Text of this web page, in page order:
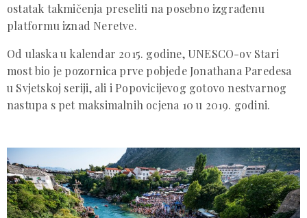
ostatak takmičenja preseliti na posebno izgrađenu
platformu iznad Neretve.
Od ulaska u kalendar 2015. godine, UNESCO-ov Stari
most bio je pozornica prve pobjede Jonathana Paredesa
u Svjetskoj seriji, ali i Popovicijevog gotovo nestvarnog
nastupa s pet maksimalnih ocjena 10 u 2019. godini.